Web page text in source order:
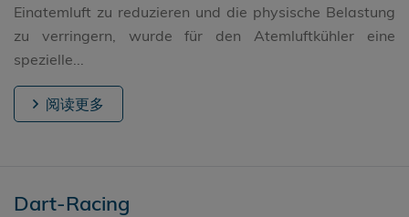
Einatemluft zu reduzieren und die physische Belastung
zu verringern, wurde für den Atemluftkühler eine
spezielle...
阅读更多
Dart-Racing